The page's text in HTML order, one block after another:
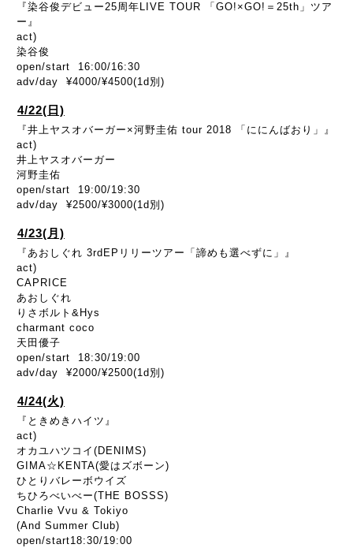
『染谷俊デビュー25周年LIVE TOUR 「GO!×GO!＝25th」ツア
ー』
act)
染谷俊
open/start 16:00/16:30
adv/day ¥4000/¥4500(1d別)
4/22(日)
『井上ヤスオバーガー×河野圭佑 tour 2018 「ににんばおり」』
act)
井上ヤスオバーガー
河野圭佑
open/start 19:00/19:30
adv/day ¥2500/¥3000(1d別)
4/23(月)
『あおしぐれ 3rdEPリリーツアー「諦めも選べずに」』
act)
CAPRICE
あおしぐれ
りさボルト&Hys
charmant coco
天田優子
open/start 18:30/19:00
adv/day ¥2000/¥2500(1d別)
4/24(火)
『ときめきハイツ』
act)
オカユハツコイ(DENIMS)
GIMA☆KENTA(愛はズボーン)
ひとりバレーボウイズ
ちひろべいべー(THE BOSSS)
Charlie Vvu & Tokiyo
(And Summer Club)
open/start18:30/19:00